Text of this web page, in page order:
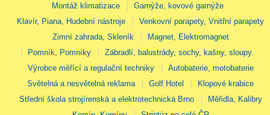
Montáž klimatizace
Garnýže, kovové garnýže
Klavír, Piana, Hudební nástroje
Venkovní parapety, Vnitřní parapety
Zimní zahrada, Skleník
Magnet, Elektromagnet
Pomník, Pomníky
Zábradlí, balustrády, sochy, kašny, sloupy.
Výrobce měřící a regulační techniky
Autobaterie, motobaterie
Světelná a nesvětelná reklama
Golf Hotel
Klopové krabice
Střední škola strojírenská a elektrotechnická Brno
Měřidla, Kalibry